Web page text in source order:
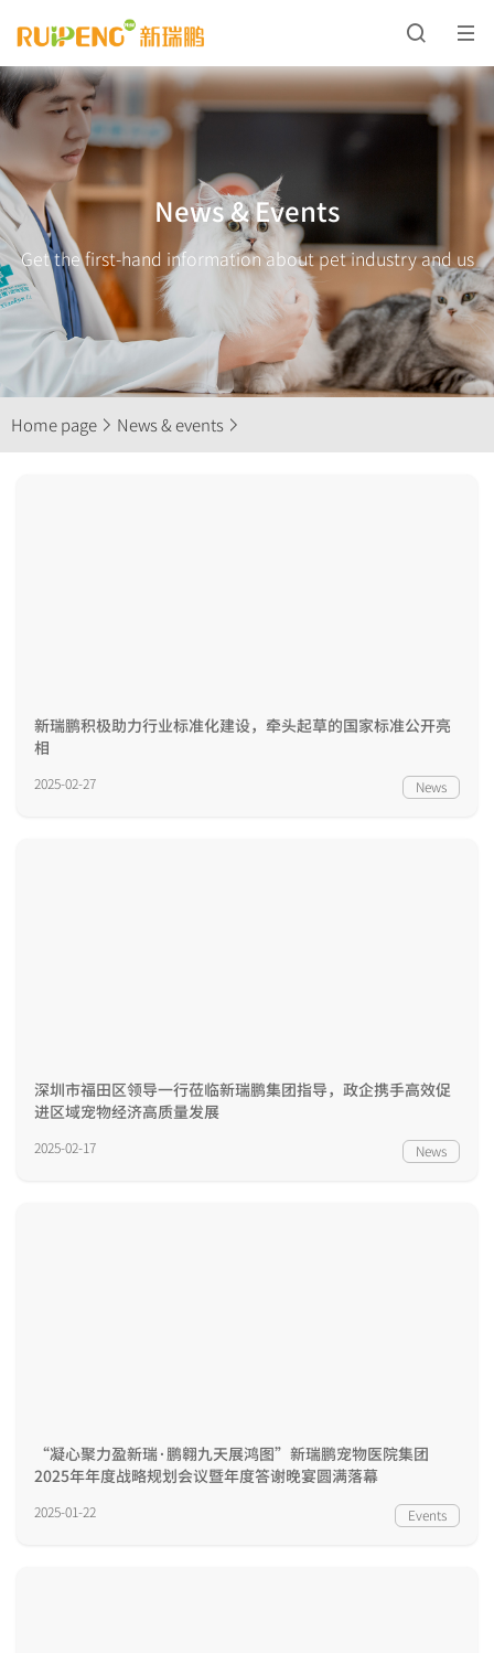
News & Events
Get the first-hand information about pet industry and us
Home page News & events
新瑞鹏积极助力行业标准化建设，牵头起草的国家标准公开亮
相
2025-02-27 News
深圳市福田区领导一行莅临新瑞鹏集团指导，政企携手高效促
进区域宠物经济高质量发展
2025-02-17 News
“凝心聚力盈新瑞·鹏翱九天展鸿图”新瑞鹏宠物医院集团
2025年年度战略规划会议暨年度答谢晚宴圆满落幕
2025-01-22 Events